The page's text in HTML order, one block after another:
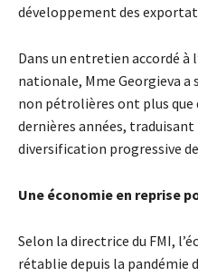
développement des
Dans un entretien accordé à
nationale, Mme Georgieva
non pétrolières ont plus que
dernières années,
diversification progressive
Une économie en reprise
Selon la directrice du FMI,
rétablie depuis la pandémie